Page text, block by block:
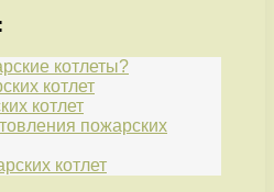
котлеты?
котлет
котлет
пожарских
котлет